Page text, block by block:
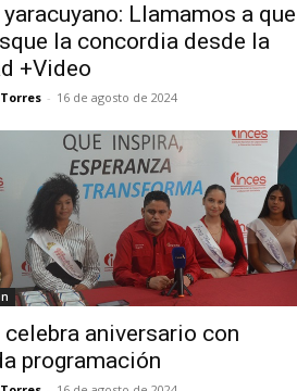
Llamamos a que
la concordia desde la
+Video
- 16 de agosto de 2024
celebra aniversario con
programación